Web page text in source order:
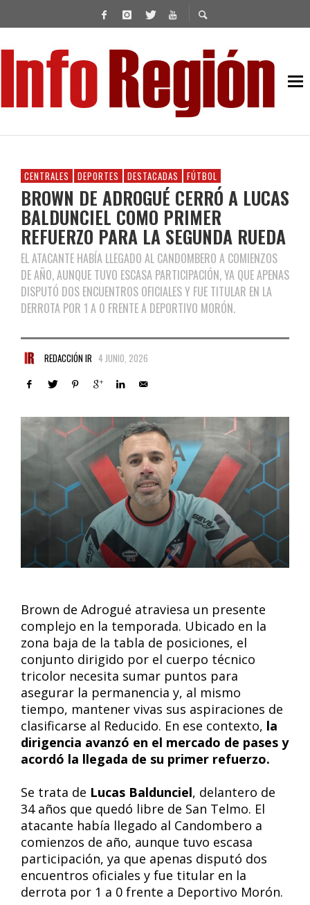
CENTRALES DEPORTES DESTACADAS FÚTBOL
BROWN DE ADROGUÉ CERRÓ A LUCAS
BALDUNCIEL COMO PRIMER
REFUERZO PARA LA SEGUNDA RUEDA
EL ATACANTE HABÍA LLEGADO AL CANDOMBERO A COMIENZOS
DE AÑO, AUNQUE TUVO ESCASA PARTICIPACIÓN, YA QUE APENAS
DISPUTÓ DOS ENCUENTROS OFICIALES Y FUE TITULAR EN LA
DERROTA POR 1 A 0 FRENTE A DEPORTIVO MORÓN.
REDACCIÓN IR 4 JUNIO, 2026
Brown de Adrogué atraviesa un presente
complejo en la temporada. Ubicado en la
zona baja de la tabla de posiciones, el
conjunto dirigido por el cuerpo técnico
tricolor necesita sumar puntos para
asegurar la permanencia y, al mismo
tiempo, mantener vivas sus aspiraciones de
clasificarse al Reducido. En ese contexto, la
dirigencia avanzó en el mercado de pases y
acordó la llegada de su primer refuerzo.
Se trata de Lucas Baldunciel, delantero de
34 años que quedó libre de San Telmo. El
atacante había llegado al Candombero a
comienzos de año, aunque tuvo escasa
participación, ya que apenas disputó dos
encuentros oficiales y fue titular en la
derrota por 1 a 0 frente a Deportivo Morón.